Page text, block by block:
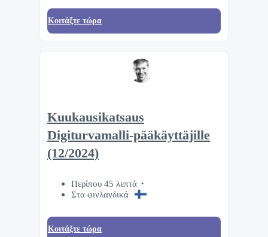
Κοιτάξτε τώρα
Kuukausikatsaus
Digiturvamalli-pääkäyttäjille
(12/2024)
Περίπου 45 λεπτά
Στα φινλανδικά
Κοιτάξτε τώρα